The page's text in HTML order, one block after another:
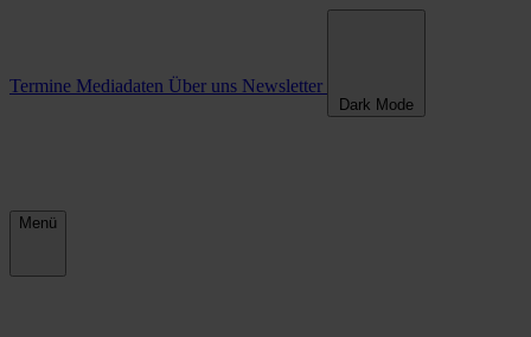
Termine Mediadaten Über uns Newsletter
Dark Mode
Menü